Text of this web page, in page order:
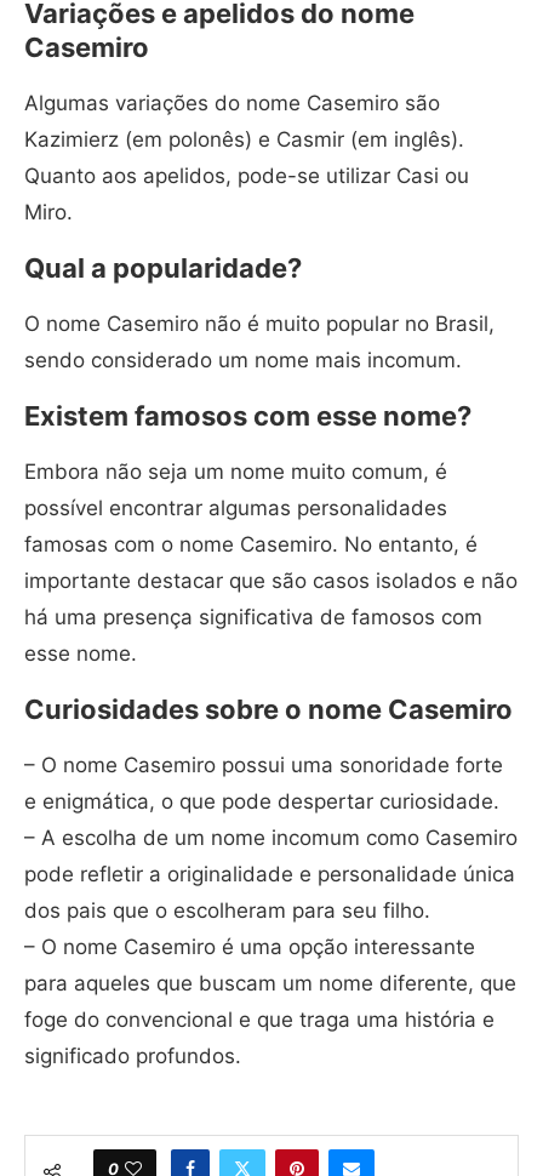
Variações e apelidos do nome
Casemiro
Algumas variações do nome Casemiro são
Kazimierz (em polonês) e Casmir (em inglês).
Quanto aos apelidos, pode-se utilizar Casi ou
Miro.
Qual a popularidade?
O nome Casemiro não é muito popular no Brasil,
sendo considerado um nome mais incomum.
Existem famosos com esse nome?
Embora não seja um nome muito comum, é
possível encontrar algumas personalidades
famosas com o nome Casemiro. No entanto, é
importante destacar que são casos isolados e não
há uma presença significativa de famosos com
esse nome.
Curiosidades sobre o nome Casemiro
– O nome Casemiro possui uma sonoridade forte
e enigmática, o que pode despertar curiosidade.
– A escolha de um nome incomum como Casemiro
pode refletir a originalidade e personalidade única
dos pais que o escolheram para seu filho.
– O nome Casemiro é uma opção interessante
para aqueles que buscam um nome diferente, que
foge do convencional e que traga uma história e
significado profundos.
0